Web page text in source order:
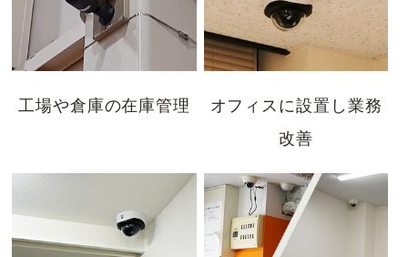
工場や倉庫の在庫管理
オフィスに設置し業務
改善